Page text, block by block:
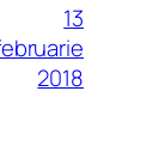
13
2018